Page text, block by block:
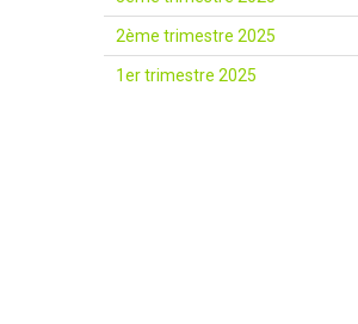
2ème trimestre 2025
1er trimestre 2025